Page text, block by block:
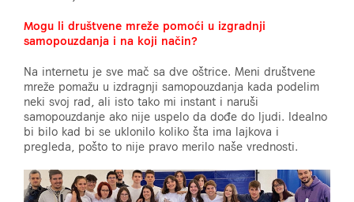
Mogu li društvene mreže pomoći u izgradnji
samopouzdanja i na koji način?
Na internetu je sve mač sa dve oštrice. Meni društvene
mreže pomažu u izdragnji samopouzdanja kada podelim
neki svoj rad, ali isto tako mi instant i naruši
samopouzdanje ako nije uspelo da dođe do ljudi. Idealno
bi bilo kad bi se uklonilo koliko šta ima lajkova i
pregleda, pošto to nije pravo merilo naše vrednosti.